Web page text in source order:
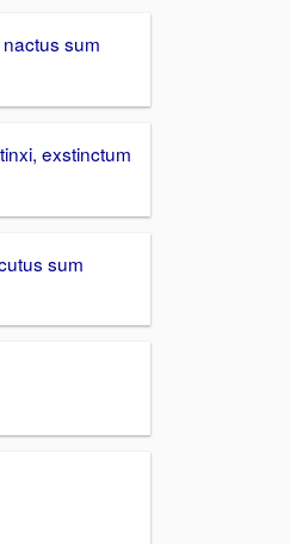
sum
exstinctum
sum